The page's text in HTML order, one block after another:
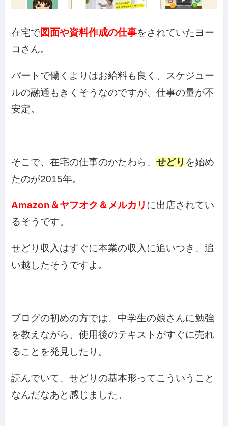
在宅で図面や資料作成の仕事をされていたヨー
コさん。
パートで働くよりはお給料も良く、スケジュー
ルの融通もきくそうなのですが、仕事の量が不
安定。
そこで、在宅の仕事のかたわら、せどり を始め
たのが2015年。
Amazon＆ヤフオク＆メルカリ に出店されてい
るそうです。
せどり収入はすぐに本業の収入に追いつき、追
い越したそうですよ。
ブログの初めの方では、中学生の娘さんに勉強
を教えながら、使用後のテキストがすぐに売れ
ることを発見したり。
読んでいて、せどりの基本形ってこういうこと
なんだなあと感じました。